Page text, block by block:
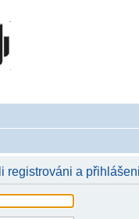
registrováni a